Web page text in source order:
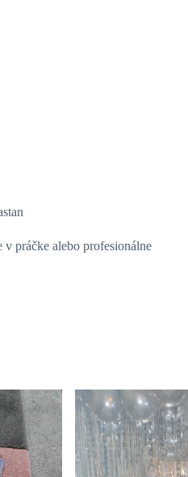
práčke alebo profesionálne